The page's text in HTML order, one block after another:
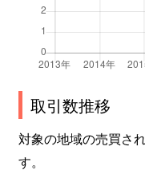
取引数推移
対象の地域の売買さ
す。